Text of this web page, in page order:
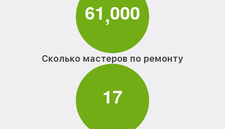
61,000
Сколько мастеров по ремонту
17